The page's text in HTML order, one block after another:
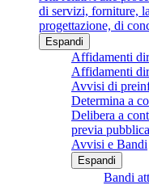
di servizi, forniture,
progettazione, di
Espandi
Affidamenti
Affidamenti
Avvisi di
Determina a
Delibera a
previa
Avvisi e Bandi
Espandi
Bandi